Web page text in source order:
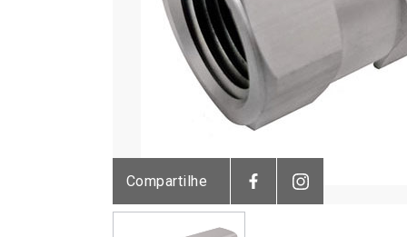
Compartilhe